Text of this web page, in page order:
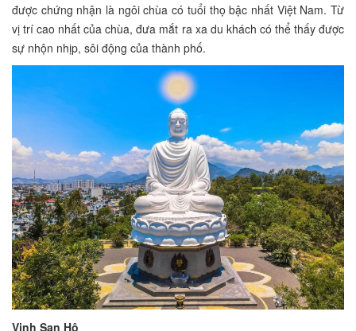
được chứng nhận là ngôi chùa có tuổi thọ bậc nhất Việt Nam. Từ
vị trí cao nhất của chùa, đưa mắt ra xa du khách có thể thấy được
sự nhộn nhịp, sôi động của thành phố.
Vịnh San Hô